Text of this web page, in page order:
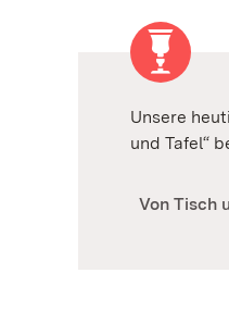
Unsere
und Tafel“
Von Tisch